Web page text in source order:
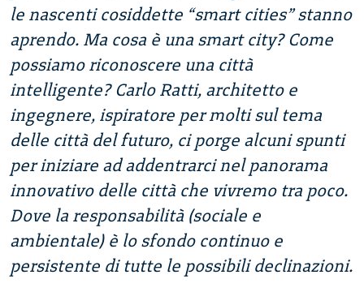
le nascenti cosiddette “smart cities” stanno
aprendo. Ma cosa è una smart city? Come
possiamo riconoscere una città
intelligente? Carlo Ratti, architetto e
ingegnere, ispiratore per molti sul tema
delle città del futuro, ci porge alcuni spunti
per iniziare ad addentrarci nel panorama
innovativo delle città che vivremo tra poco.
Dove la responsabilità (sociale e
ambientale) è lo sfondo continuo e
persistente di tutte le possibili declinazioni.